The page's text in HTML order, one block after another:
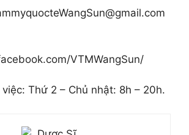
VTMWangSun/
Thứ 2 – Chủ nhật: 8h – 20h.